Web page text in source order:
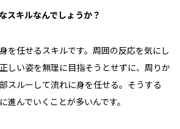
スキルなんでしょうか？
を任せるスキルです。周囲の反応を気にし
しい姿を無理に目指そうとせずに、周りか
スルーして流れに身を任せる。そうする
進んでいくことが多いんです。